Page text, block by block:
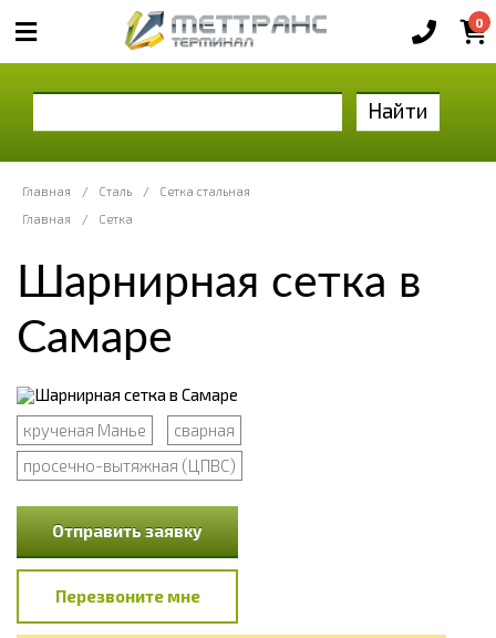
0
Найти
Главная / Сталь /
Сетка стальная
Главная
/ Сетка
Шарнирная сетка в
Самаре
крученая Манье
сварная
просечно-вытяжная (ЦПВС)
Отправить заявку
Перезвоните мне